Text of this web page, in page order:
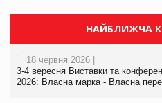
НАЙБЛИЖЧА
18 червня 2026 |
3-4 вересня Виставки та
2026: Власна марка - Власна